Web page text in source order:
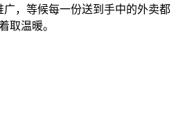
，等候每一份送到手中的外卖都
取温暖。